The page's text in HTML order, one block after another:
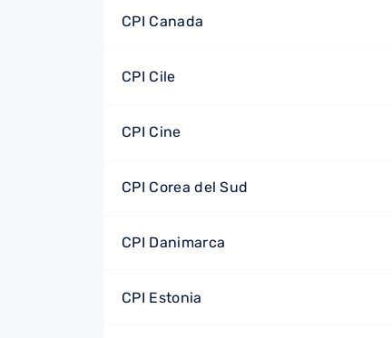
CPI Canada
CPI Cile
CPI Cine
CPI Corea del Sud
CPI Danimarca
CPI Estonia